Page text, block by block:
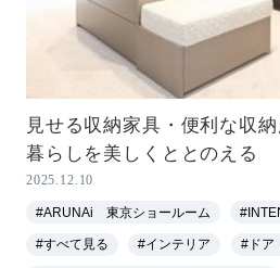
見せる収納家具・便利な収
暮らしを美しくととのえる
2025.12.10
#ARUNAi 東京ショールーム
#すべて見る #インテリア #ドア